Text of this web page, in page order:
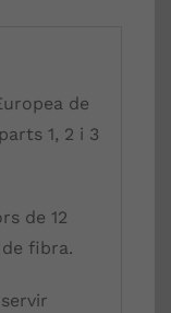
de
1, 2 i 3
de 12
de fibra.